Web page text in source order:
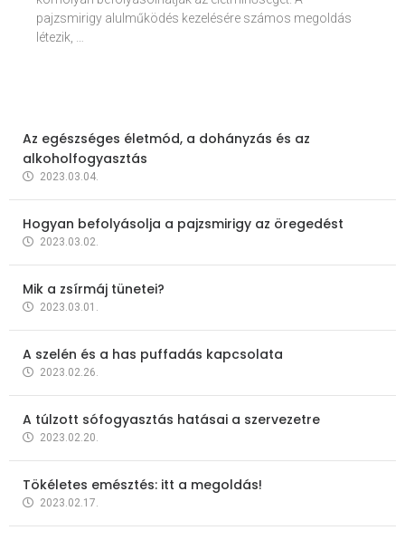
pajzsmirigy alulműködés kezelésére számos megoldás
létezik, …
Az egészséges életmód, a dohányzás és az
alkoholfogyasztás
2023.03.04.
Hogyan befolyásolja a pajzsmirigy az öregedést
2023.03.02.
Mik a zsírmáj tünetei?
2023.03.01.
A szelén és a has puffadás kapcsolata
2023.02.26.
A túlzott sófogyasztás hatásai a szervezetre
2023.02.20.
Tökéletes emésztés: itt a megoldás!
2023.02.17.